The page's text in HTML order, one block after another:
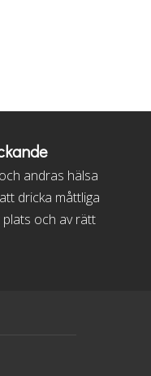
andras hälsa
dricka måttliga
och av rätt